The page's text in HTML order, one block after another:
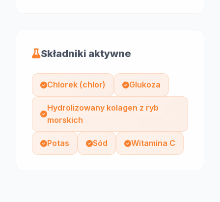
Składniki aktywne
Chlorek (chlor) Glukoza
Hydrolizowany kolagen z ryb
morskich
Potas Sód Witamina C